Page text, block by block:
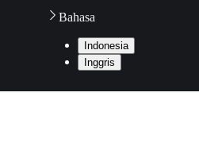
Bahasa
Indonesia
Inggris